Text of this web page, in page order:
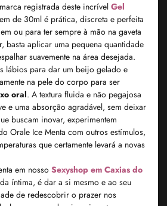
registrada deste incrível Gel
de 30ml é prática, discreta e perfeita
ou para ter sempre à mão na gaveta
basta aplicar uma pequena quantidade
suavemente na área desejada.
lábios para dar um beijo gelado e
na pele do corpo para ser
oral. A textura fluida e não pegajosa
e uma absorção agradável, sem deixar
buscam inovar, experimentem
Orale Ice Menta com outros estímulos,
que certamente levará a novas
em nosso Sexyshop em Caxias do
íntima, é dar a si mesmo e ao seu
de redescobrir o prazer nos